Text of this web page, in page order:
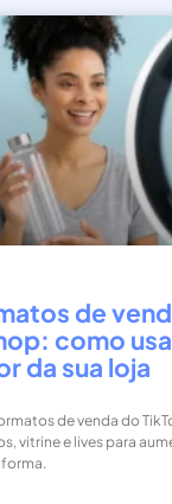
de
como
da sua loja
de venda do
vitrine e lives para